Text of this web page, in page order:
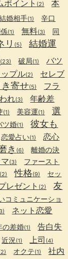
ポイント (2)
本
婚相手(1) 辛口
(1) 無料(3)
同
リ (5) 結婚運
(23) 破局(1)
バツ
ップル(2)
セレブ
き寄せ(5)
フラ
れ(3) 年齢差
(1) 美容運(1)
選
ツ婚(1)
彼女も
恋愛占い(1) 恋心
き (6)
離婚の決
(3)
ファースト
(2) 性格(9)
セッ
レゼント (2)
友
コミュニケーショ
ネット恋愛
の差婚(1)
告白失
近況 (1) 上司 (4)
オクテ(1)
社内